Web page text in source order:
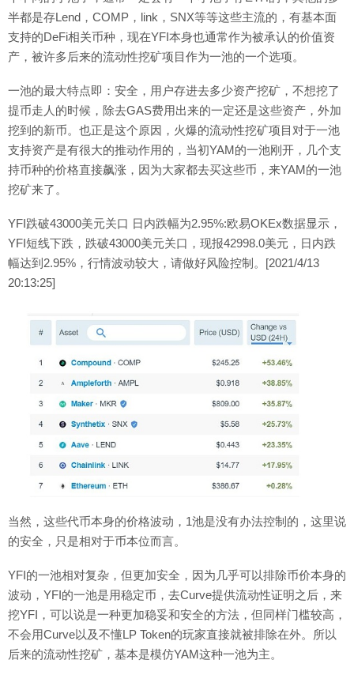
半都是存Lend，COMP，link，SNX等等这些主流的，有基本面
支持的DeFi相关币种，现在YFI本身也通常作为被承认的价值资
产，被许多后来的流动性挖矿项目作为一池的一个选项。
一池的最大特点即：安全，用户存进去多少资产挖矿，不想挖了
提币走人的时候，除去GAS费用出来的一定还是这些资产，外加
挖到的新币。也正是这个原因，火爆的流动性挖矿项目对于一池
支持资产是有很大的推动作用的，当初YAM的一池刚开，几个支
持币种的价格直接飙涨，因为大家都去买这些币，来YAM的一池
挖矿来了。
YFI跌破43000美元关口 日内跌幅为2.95%:欧易OKEx数据显示，
YFI短线下跌，跌破43000美元关口，现报42998.0美元，日内跌
幅达到2.95%，行情波动较大，请做好风险控制。[2021/4/13
20:13:25]
当然，这些代币本身的价格波动，1池是没有办法控制的，这里说
的安全，只是相对于币本位而言。
YFI的一池相对复杂，但更加安全，因为几乎可以排除币价本身的
波动，YFI的一池是用稳定币，去Curve提供流动性证明之后，来
挖YFI，可以说是一种更加稳妥和安全的方法，但同样门槛较高，
不会用Curve以及不懂LP Token的玩家直接就被排除在外。所以
后来的流动性挖矿，基本是模仿YAM这种一池为主。